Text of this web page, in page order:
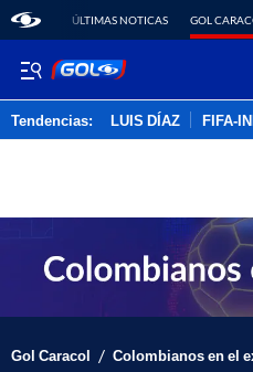
ÚLTIMAS NOTICAS GOL
Tendencias: LUIS DÍAZ FIFA-
Gol Caracol / Colombianos en el